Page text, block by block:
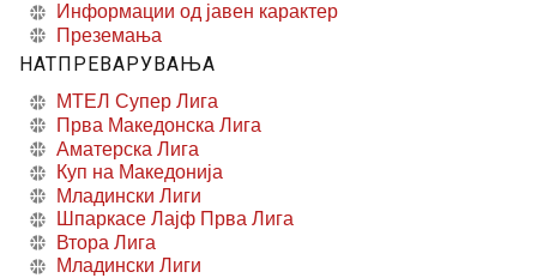
Информации од јавен карактер
Преземања
НАТПРЕВАРУВАЊА
МТЕЛ Супер Лига
Прва Македонска Лига
Аматерска Лига
Куп на Македонија
Младински Лиги
Шпаркасе Лајф Прва Лига
Втора Лига
Младински Лиги